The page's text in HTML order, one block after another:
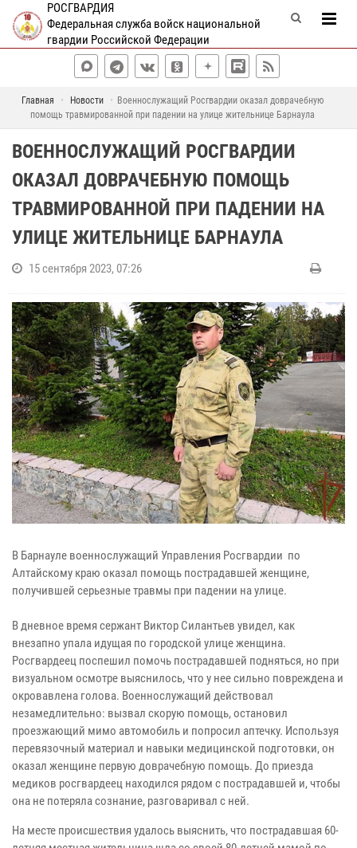
РОСГВАРДИЯ
Федеральная служба войск национальной
гвардии Российской Федерации
Главная Новости
Военнослужащий Росгвардии оказал доврачебную
помощь травмированной при падении на улице жительнице Барнаула
ВОЕННОСЛУЖАЩИЙ РОСГВАРДИИ
ОКАЗАЛ ДОВРАЧЕБНУЮ ПОМОЩЬ
ТРАВМИРОВАННОЙ ПРИ ПАДЕНИИ НА
УЛИЦЕ ЖИТЕЛЬНИЦЕ БАРНАУЛА
15 сентября 2023, 07:26
В Барнауле военнослужащий Управления Росгвардии по
Алтайскому краю оказал помощь пострадавшей женщине,
получившей серьезные травмы при падении на улице.
В дневное время сержант Виктор Силантьев увидел, как
внезапно упала идущая по городской улице женщина.
Росгвардеец поспешил помочь пострадавшей подняться, но при
визуальном осмотре выяснилось, что у нее сильно повреждена и
окровавлена голова. Военнослужащий действовал
незамедлительно: вызвал скорую помощь, остановил
проезжающий мимо автомобиль и попросил аптечку. Используя
перевязочный материал и навыки медицинской подготовки, он
оказал женщине первую доврачебную помощь. До приезда
медиков росгвардеец находился рядом с пострадавшей и, чтобы
она не потеряла сознание, разговаривал с ней.
На месте происшествия удалось выяснить, что пострадавшая 60-